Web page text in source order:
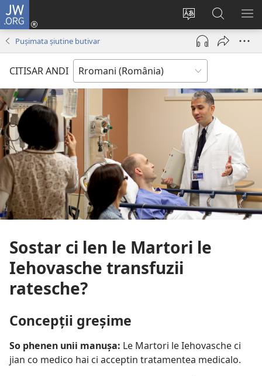
JW.ORG
Paruv
şib
le
site-
oschi
Loghisao-
tu
(opens
window)
Rode
po
JW.ORG
Pușimata șiutine butivar
CITISAR ANDI
Sostar ci len le Martori le
Iehovasche transfuzii
ratesche?
Concepții greșime
So phenen unii manușa: Le Martori le Iehovasche ci
jian co medico hai ci acceptin tratamentea medicalo.